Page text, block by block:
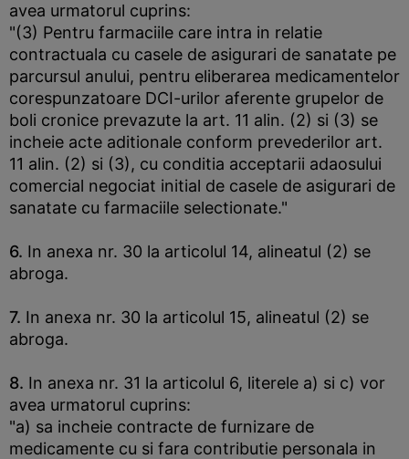
avea urmatorul cuprins:
"(3) Pentru farmaciile care intra in relatie
contractuala cu casele de asigurari de sanatate pe
parcursul anului, pentru eliberarea medicamentelor
corespunzatoare DCI-urilor aferente grupelor de
boli cronice prevazute la art. 11 alin. (2) si (3) se
incheie acte aditionale conform prevederilor art.
11 alin. (2) si (3), cu conditia acceptarii adaosului
comercial negociat initial de casele de asigurari de
sanatate cu farmaciile selectionate."
6. In anexa nr. 30 la articolul 14, alineatul (2) se
abroga.
7. In anexa nr. 30 la articolul 15, alineatul (2) se
abroga.
8. In anexa nr. 31 la articolul 6, literele a) si c) vor
avea urmatorul cuprins:
"a) sa incheie contracte de furnizare de
medicamente cu si fara contributie personala in